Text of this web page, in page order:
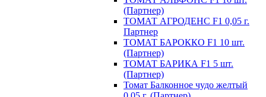
(Партнер)
ТОМАТ АГРОДЕНС F1 0,05 г.
Партнер
ТОМАТ БАРОККО F1 10 шт.
(Партнер)
ТОМАТ БАРИКА F1 5 шт.
(Партнер)
Томат Балконное чудо желтый